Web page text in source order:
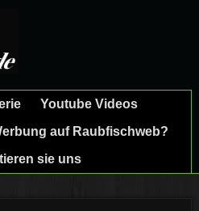
Youtube Videos
auf Raubfischweb?
sie uns